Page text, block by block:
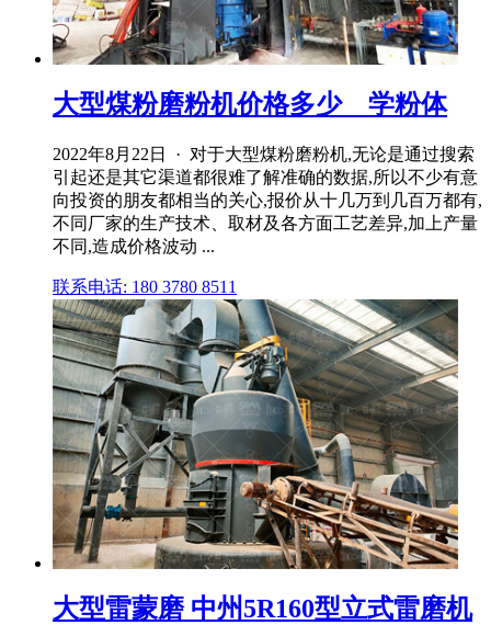
大型煤粉磨粉机价格多少 _ 学粉体
2022年8月22日 · 对于大型煤粉磨粉机,无论是通过搜索
引起还是其它渠道都很难了解准确的数据,所以不少有意
向投资的朋友都相当的关心,报价从十几万到几百万都有,
不同厂家的生产技术、取材及各方面工艺差异,加上产量
不同,造成价格波动 ...
联系电话: 180 3780 8511
大型雷蒙磨 中州5R160型立式雷磨机